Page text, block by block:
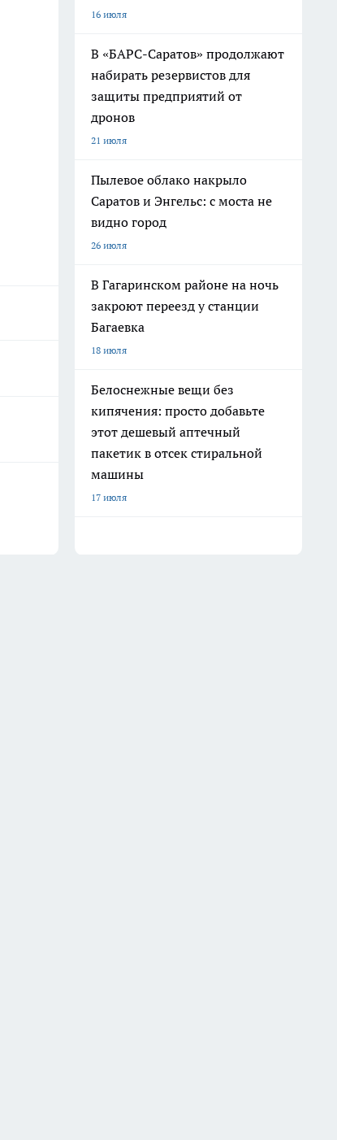
16 июля
В «БАРС-Саратов» продолжают
набирать резервистов для
защиты предприятий от
дронов
21 июля
Пылевое облако накрыло
Саратов и Энгельс: с моста не
видно город
26 июля
В Гагаринском районе на ночь
закроют переезд у станции
Багаевка
18 июля
Белоснежные вещи без
кипячения: просто добавьте
этот дешевый аптечный
пакетик в отсек стиральной
машины
17 июля